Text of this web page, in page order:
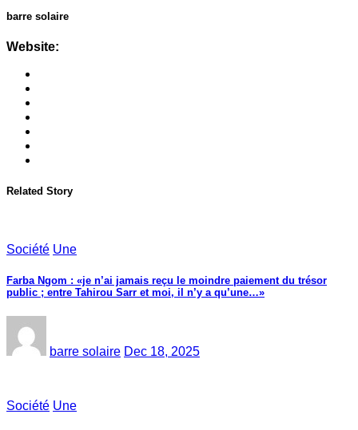
barre solaire
Website:
Related Story
Société Une
Farba Ngom : «je n’ai jamais reçu le moindre paiement du trésor
public ; entre Tahirou Sarr et moi, il n’y a qu’une…»
barre solaire Dec 18, 2025
Société Une